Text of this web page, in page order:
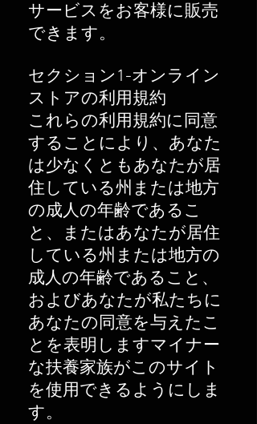
サービスをお客様に販売
できます。
セクション1-オンライン
ストアの利用規約
これらの利用規約に同意
することにより、あなた
は少なくともあなたが居
住している州または地方
の成人の年齢であるこ
と、またはあなたが居住
している州または地方の
成人の年齢であること、
およびあなたが私たちに
あなたの同意を与えたこ
とを表明しますマイナー
な扶養家族がこのサイト
を使用できるようにしま
す。